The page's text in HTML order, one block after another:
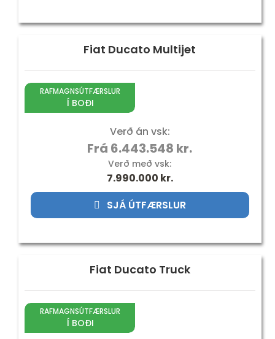
Fiat Ducato Multijet
RAFMAGNSÚTFÆRSLUR
Í BOÐI
Verð án vsk:
Frá 6.443.548 kr.
Verð með vsk:
7.990.000 kr.
SJÁ ÚTFÆRSLUR
Fiat Ducato Truck
RAFMAGNSÚTFÆRSLUR
Í BOÐI